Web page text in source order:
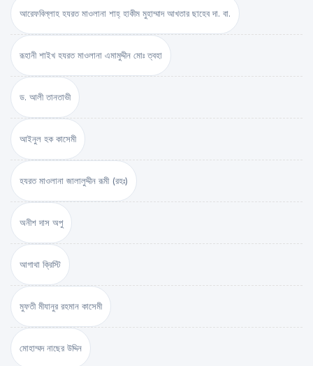
আরেফবিল্লাহ হযরত মাওলানা শাহ্ হাকীম মুহাম্মাদ আখতার ছাহেব দা. বা.
রূহানী শাইখ হযরত মাওলানা এমামুদ্দীন মোঃ ত্বহা
ড. আলী তানতাভী
আইনুল হক কাসেমী
হযরত মাওলানা জালালুদ্দীন রূমী (রহঃ)
অনীশ দাস অপু
আগাথা ক্রিস্টি
মুফতী মীযানুর রহমান কাসেমী
মোহাম্মদ নাছের উদ্দিন